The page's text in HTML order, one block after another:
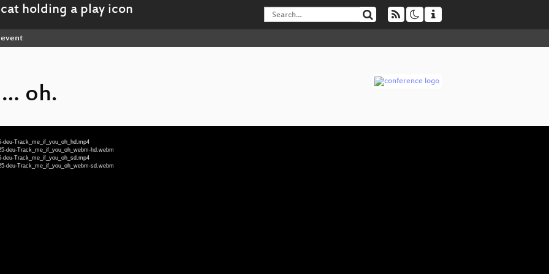
event
oh.
Track_me_if_you_oh_hd.mp4
deu-Track_me_if_you_oh_webm-hd.webm
Track_me_if_you_oh_sd.mp4
deu-Track_me_if_you_oh_webm-sd.webm